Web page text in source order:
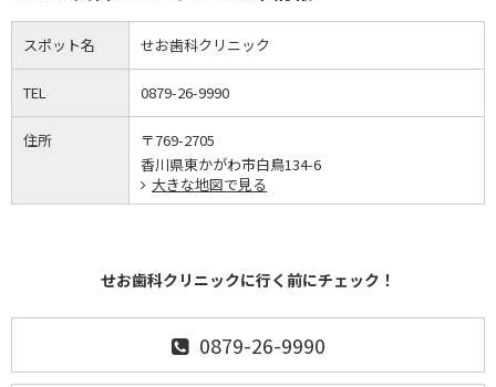
スポット名 せお歯科クリニック
TEL 0879-26-9990
住所
〒769-2705
香川県東かがわ市白鳥134-6
大きな地図で見る
せお歯科クリニックに行く前にチェック！
0879-26-9990